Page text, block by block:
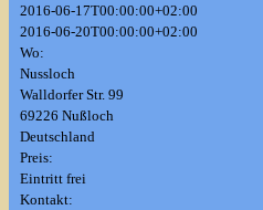
2016-06-17T00:00:00+02:00
2016-06-20T00:00:00+02:00
Wo:
Nussloch
Walldorfer Str. 99
69226 Nußloch
Deutschland
Preis:
Eintritt frei
Kontakt: